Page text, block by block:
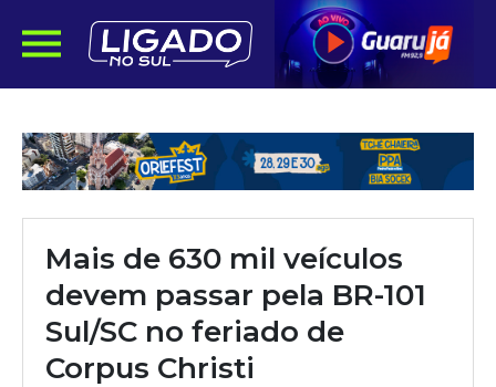
Mais de 630 mil veículos
devem passar pela BR-101
Sul/SC no feriado de
Corpus Christi